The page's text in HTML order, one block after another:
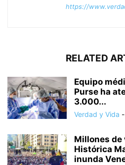
https://
RELATED
Equipo
Purse ha
3.000...
Verdad y Vida -
Millones de
Histórica
inunda